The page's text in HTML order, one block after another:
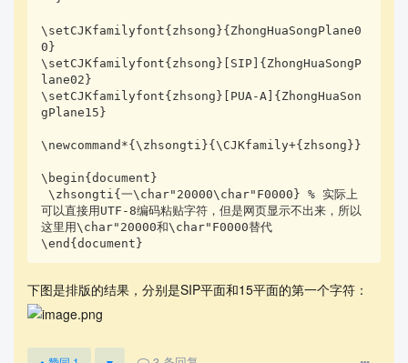
\setCJKfamilyfont{zhsong}{ZhongHuaSongPlane0
0}
\setCJKfamilyfont{zhsong}[SIP]{ZhongHuaSongP
lane02}
\setCJKfamilyfont{zhsong}[PUA-A]{ZhongHuaSon
gPlane15}
\newcommand*{\zhsongti}{\CJKfamily+{zhsong}}
\begin{document}
\zhsongti{一\char"20000\char"F0000} % 实际上
可以直接用UTF-8编码粘贴字符，但是网页显示不出来，所以
这里用\char"20000和\char"F0000替代
\end{document}
下图是排版的结果，分别是SIP平面和15平面的第一个字符：